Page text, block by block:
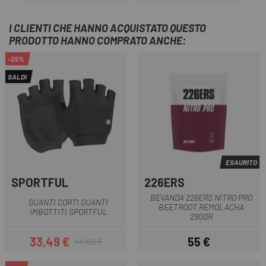
I CLIENTI CHE HANNO ACQUISTATO QUESTO
PRODOTTO HANNO COMPRATO ANCHE:
-25%
SALDI
SPORTFUL
GUANTI CORTI GUANTI
IMBOTTITI SPORTFUL
Prezzo
33,49 €Prezzo base
44,90 €
ESAURITO
226ERS
BEVANDA 226ERS NITRO PRO
BEETROOT REMOLACHA
290GR
Prezzo
55 €